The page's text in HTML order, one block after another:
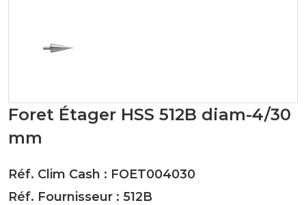
Foret Étager HSS 512B diam-4/30
mm
Réf. Clim Cash : FOET004030
Réf. Fournisseur : 512B